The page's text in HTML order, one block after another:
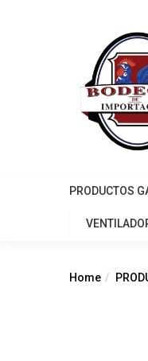
PRODUCTOS
Home